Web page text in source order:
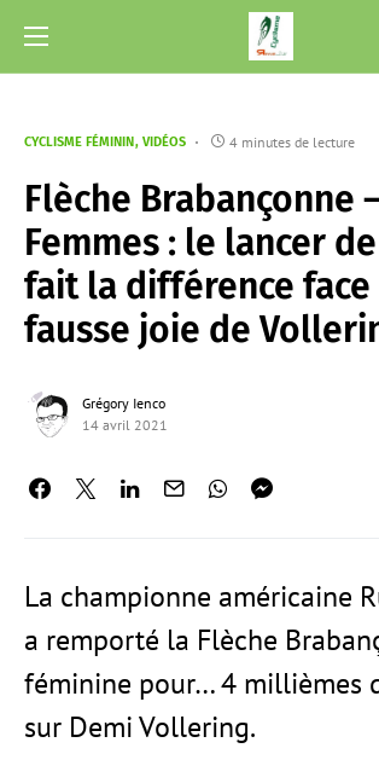
CYCLISME FÉMININ VIDÉOS 4 minutes de lecture
Flèche Brabançonne
Femmes : le lancer
fait la différence face
fausse joie de
Grégory Ienco
14 avril 2021
La championne américaine
a remporté la Flèche
féminine pour… 4 millièmes
sur Demi Vollering.